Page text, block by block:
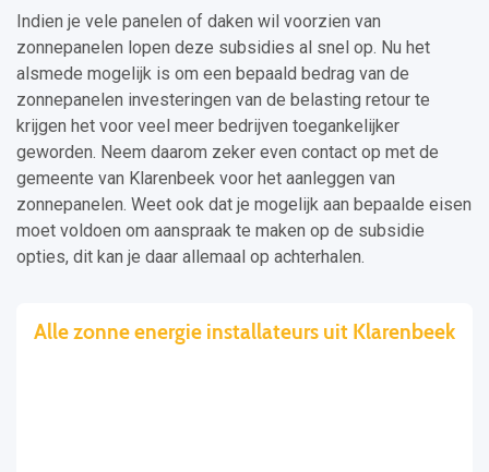
Indien je vele panelen of daken wil voorzien van
zonnepanelen lopen deze subsidies al snel op. Nu het
alsmede mogelijk is om een bepaald bedrag van de
zonnepanelen investeringen van de belasting retour te
krijgen het voor veel meer bedrijven toegankelijker
geworden. Neem daarom zeker even contact op met de
gemeente van Klarenbeek voor het aanleggen van
zonnepanelen. Weet ook dat je mogelijk aan bepaalde eisen
moet voldoen om aanspraak te maken op de subsidie
opties, dit kan je daar allemaal op achterhalen.
Alle zonne energie installateurs uit Klarenbeek